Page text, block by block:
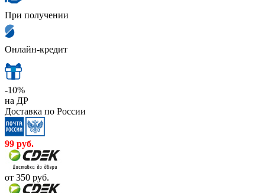
При получении
Онлайн-кредит
-10%
на ДР
Доставка по России
99 руб.
от 350 руб.